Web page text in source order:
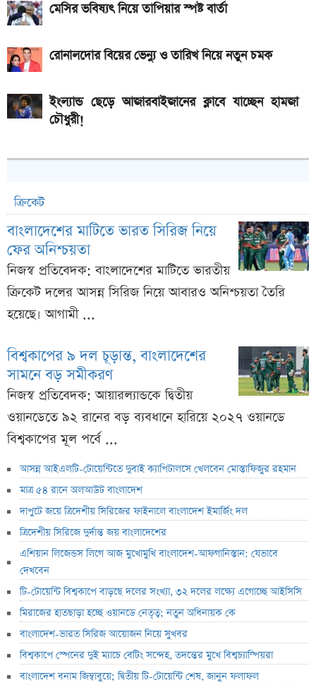
মেসির ভবিষ্যৎ নিয়ে তাপিয়ার স্পষ্ট বার্তা
রোনালদোর বিয়ের ভেন্যু ও তারিখ নিয়ে নতুন চমক
ইংল্যান্ড ছেড়ে আজারবাইজানের ক্লাবে যাচ্ছেন হামজা
চৌধুরী!
ক্রিকেট
বাংলাদেশের মাটিতে ভারত সিরিজ নিয়ে
ফের অনিশ্চয়তা
নিজস্ব প্রতিবেদক: বাংলাদেশের মাটিতে ভারতীয়
ক্রিকেট দলের আসন্ন সিরিজ নিয়ে আবারও অনিশ্চয়তা তৈরি
হয়েছে। আগামী ...
বিশ্বকাপের ৯ দল চূড়ান্ত, বাংলাদেশের
সামনে বড় সমীকরণ
নিজস্ব প্রতিবেদক: আয়ারল্যান্ডকে দ্বিতীয়
ওয়ানডেতে ৯২ রানের বড় ব্যবধানে হারিয়ে ২০২৭ ওয়ানডে
বিশ্বকাপের মূল পর্বে ...
আসন্ন আইএলটি-টোয়েন্টিতে দুবাই ক্যাপিটালসে খেলবেন মোস্তাফিজুর রহমান
মাত্র ৫৪ রানে অলআউট বাংলাদেশ
দাপুটে জয়ে ত্রিদেশীয় সিরিজের ফাইনালে বাংলাদেশ ইমার্জিং দল
ত্রিদেশীয় সিরিজে দুর্দান্ত জয় বাংলাদেশের
এশিয়ান লিজেন্ডস লিগে আজ মুখোমুখি বাংলাদেশ-আফগানিস্তান: যেভাবে
দেখবেন
টি-টোয়েন্টি বিশ্বকাপে বাড়ছে দলের সংখ্যা, ৩২ দলের লক্ষ্যে এগোচ্ছে আইসিসি
মিরাজের হাতছাড়া হচ্ছে ওয়ানডে নেতৃত্ব; নতুন অধিনায়ক কে
বাংলাদেশ-ভারত সিরিজ আয়োজন নিয়ে সুখবর
বিশ্বকাপে স্পেনের দুই ম্যাচে বেটিং সন্দেহ, তদন্তের মুখে বিশ্বচ্যাম্পিয়রা
বাংলাদেশ বনাম জিম্বাবুয়ে; দ্বিতীয় টি-টোয়েন্টি শেষ, জানুন ফলাফল